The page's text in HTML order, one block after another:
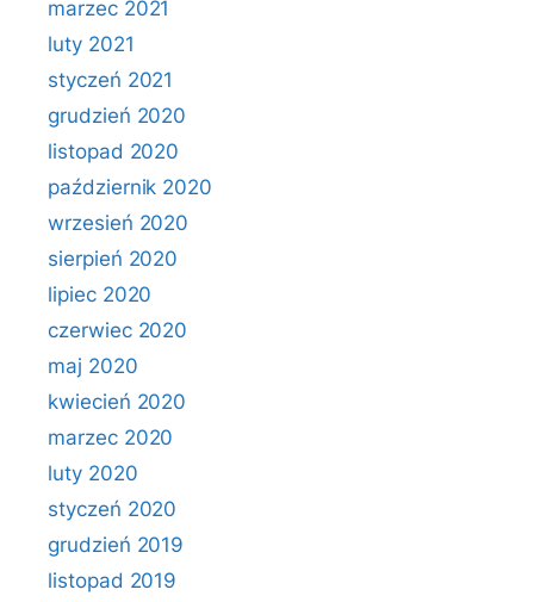
marzec 2021
luty 2021
styczeń 2021
grudzień 2020
listopad 2020
październik 2020
wrzesień 2020
sierpień 2020
lipiec 2020
czerwiec 2020
maj 2020
kwiecień 2020
marzec 2020
luty 2020
styczeń 2020
grudzień 2019
listopad 2019